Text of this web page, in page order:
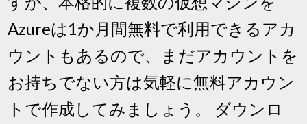
Azureは1か月間無料で利用できるアカ
ウントもあるので、まだアカウントを
お持ちでない方は気軽に無料アカウン
トで作成してみましょう。 ダウンロ